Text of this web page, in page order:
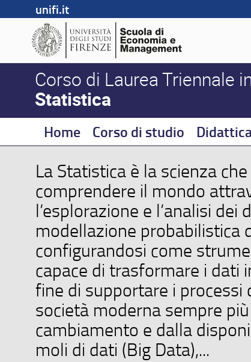
unifi.it
Corso di Laurea Triennale
Statistica
Home Corso di studio
La Statistica è la scienza
comprendere il mondo
l’esplorazione e l’analisi dei
modellazione probabilistica
configurandosi come
capace di trasformare i dati
fine di supportare i processi
società moderna sempre
cambiamento e dalla
moli di dati (Big Data),...